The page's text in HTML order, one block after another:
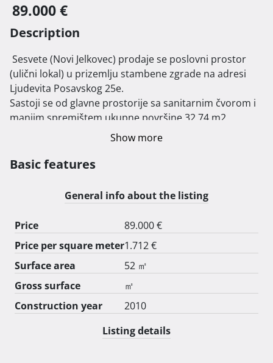
89.000 €
Description
(ulični lokal) u prizemlju stambene zgrade na adresi
Ljudevita Posavskog 25e.
Sastoji se od glavne prostorije sa sanitarnim čvorom i
manjim spremištem ukupne površine 32,74 m2,
pogodan za uredski prostor, trgovinu, uslužne
Prostor je okrenut prema glavnoj cesti, a ispred ulaza
Prostoru pripada i spremište u podrumu od 20 m2.
Za više informacija kontaktirajte nas!
Show more
Basic features
General info about the listing
Price
89.000 €
Price per square meter1.712 €
Surface area
52 ㎡
Gross surface
㎡
Construction year
2010
Listing details